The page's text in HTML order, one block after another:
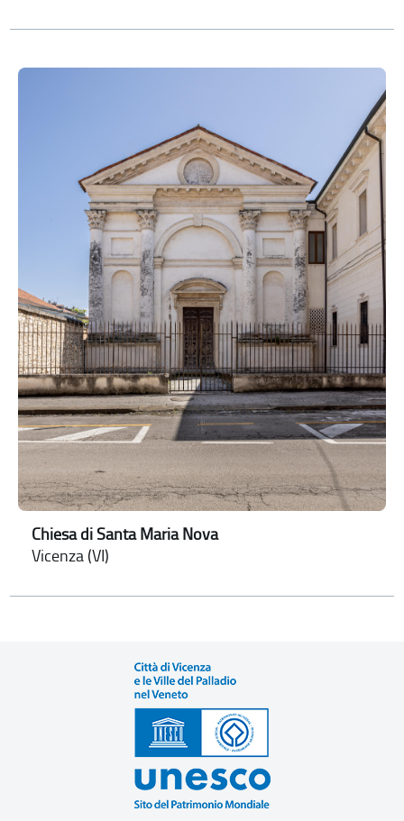
Chiesa di Santa Maria Nova
Vicenza (VI)